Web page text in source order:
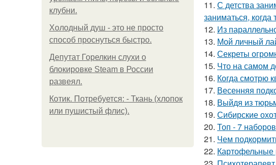
клубни.
Холодный душ - это не просто
способ проснуться быстро.
Депутат Горелкин слухи о
блокировке Steam в России
развеял.
Котик. Потребуется: - Ткань (хлопок
или пушистый флис).
11. С детства
заниматься, когда
12. Из
13. Мой личный
14. Секреты
15. Что на самом
16. Когда смотрю
17. Весенняя
18. Выйдя из
19. Сибирские
20. Топ - 7
21. Чем
22. Картофельные